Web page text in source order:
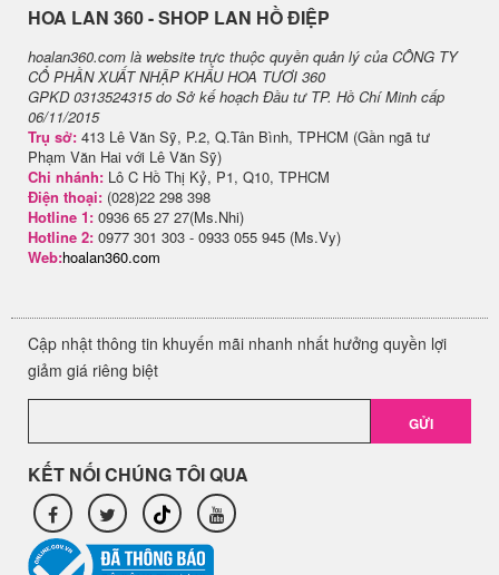
H​OA LAN 360 - SHOP LAN HỒ ĐIỆP
hoalan360.com là website trực thuộc quyền quản lý của CÔNG TY
CỔ PHẦN XUẤT NHẬP KHẨU HOA TƯƠI 360
GPKD 0313524315 do Sở kế hoạch Đầu tư TP. Hồ Chí Minh cấp
06/11/2015
Trụ sở: 413 Lê Văn Sỹ, P.2, Q.Tân Bình, TPHCM (Gần ngã tư
Phạm Văn Hai với Lê Văn Sỹ)
Chi nhánh: Lô C Hồ Thị Kỷ, P1, Q10, TPHCM
Điện thoại: (028)22 298 398
Hotline 1: 0936 65 27 27(Ms.Nhi)
Hotline 2: 0977 301 303 - 0933 055 945 (Ms.Vy)
Web:hoalan360.com
Cập nhật thông tin khuyến mãi nhanh nhất hưởng quyền lợi
giảm giá riêng biệt
GỬI
KẾT NỐI CHÚNG TÔI QUA